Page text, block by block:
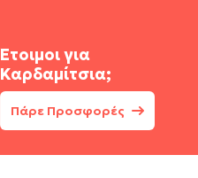
Έτοιμοι για
Καρδαμίτσια;
Πάρε Προσφορές